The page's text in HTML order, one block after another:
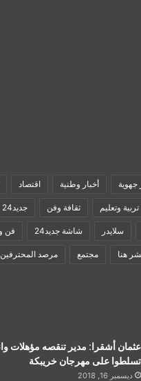
جهوية أخبار وطنية اقتصاد
تربية وتعليم ثقافة وفن جديد24
سلايدر شاشة جديد24 فن
هنا مجتمع مرصد المحترفين
عثمان أشقرا: مدير تنقصه مؤهلات
تسلطوا على مهرجان خريبكة
ديسمبر 16, 2018